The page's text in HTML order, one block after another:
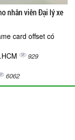
nhân viên Đại lý xe
card offset có
929
6062